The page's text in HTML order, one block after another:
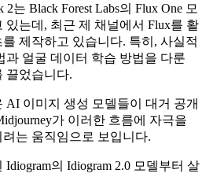
는 Black Forest Labs의 Flux One 모
있는데, 최근 제 채널에서 Flux를 활
제작하고 있습니다. 특히, 사실적
과 얼굴 데이터 학습 방법을 다룬
끌었습니다.
AI 이미지 생성 모델들이 대거 공개
가 이러한 흐름에 자극을
는 움직임으로 보입니다.
의 Idiogram 2.0 모델부터 살